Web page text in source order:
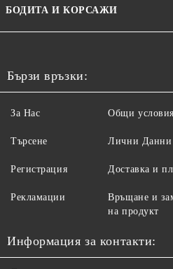
БОДИТА И КОРСАЖИ
Бързи връзки:
За Нас
Търсене
Регистрация
Рекламации
Общи условия
Лични Данни
Доставка и
Връщане и
на продукт
Информация за контакти: